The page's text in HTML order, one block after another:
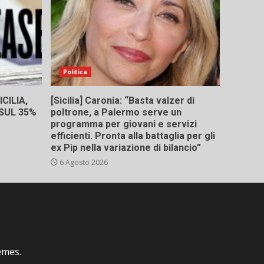
35%
Politica
[Sicilia] Caronia: “Basta valzer di
poltrone, a Palermo serve un
programma per giovani e servizi
efficienti. Pronta alla battaglia per gli
ex Pip nella variazione di bilancio”
6 Agosto 2026